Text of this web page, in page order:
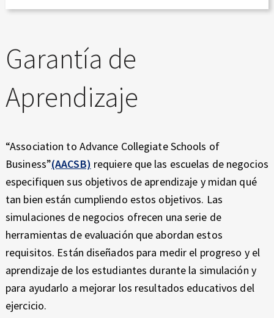
Garantía de
Aprendizaje
“Association to Advance Collegiate Schools of
Business”(AACSB) requiere que las escuelas de negocios
especifiquen sus objetivos de aprendizaje y midan qué
tan bien están cumpliendo estos objetivos. Las
simulaciones de negocios ofrecen una serie de
herramientas de evaluación que abordan estos
requisitos. Están diseñados para medir el progreso y el
aprendizaje de los estudiantes durante la simulación y
para ayudarlo a mejorar los resultados educativos del
ejercicio.